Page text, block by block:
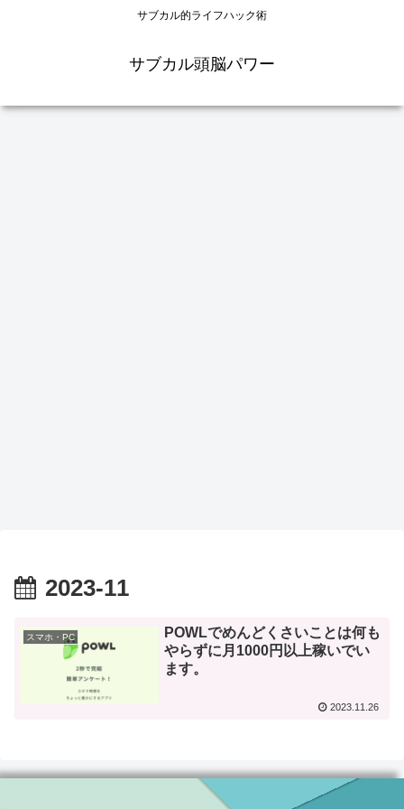
サブカル的ライフハック術
サブカル頭脳パワー
2023-11
スマホ・PC
POWLでめんどくさいことは何も
やらずに月1000円以上稼いでい
ます。
2023.11.26